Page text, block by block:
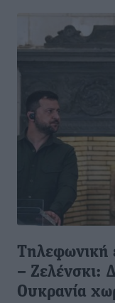
Τηλεφωνική
– Ζελένσκι:
Ουκρανία